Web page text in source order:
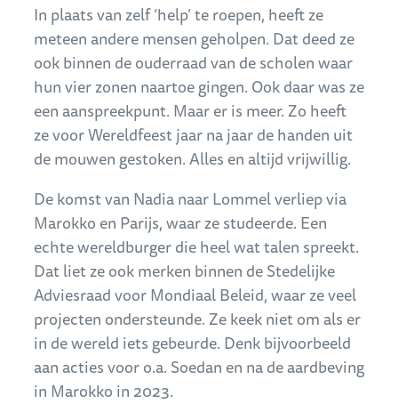
In plaats van zelf ‘help’ te roepen, heeft ze
meteen andere mensen geholpen. Dat deed ze
ook binnen de ouderraad van de scholen waar
hun vier zonen naartoe gingen. Ook daar was ze
een aanspreekpunt. Maar er is meer. Zo heeft
ze voor Wereldfeest jaar na jaar de handen uit
de mouwen gestoken. Alles en altijd vrijwillig.
De komst van Nadia naar Lommel verliep via
Marokko en Parijs, waar ze studeerde. Een
echte wereldburger die heel wat talen spreekt.
Dat liet ze ook merken binnen de Stedelijke
Adviesraad voor Mondiaal Beleid, waar ze veel
projecten ondersteunde. Ze keek niet om als er
in de wereld iets gebeurde. Denk bijvoorbeeld
aan acties voor o.a. Soedan en na de aardbeving
in Marokko in 2023.